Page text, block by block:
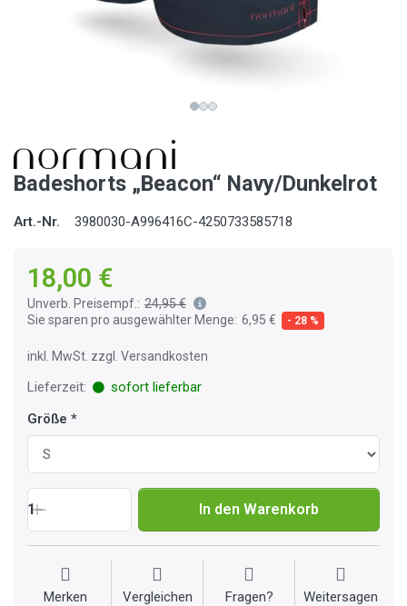
Badeshorts „Beacon“ Navy/Dunkelrot
Art.-Nr. 3980030-A996416C-4250733585718
18,00 €
Unverb. Preisempf.: 24,95 €
Sie sparen pro ausgewählter Menge: 6,95 € - 28 %
inkl. MwSt. zzgl. Versandkosten
Lieferzeit:
sofort lieferbar
Größe
1 In den Warenkorb
Merken Vergleichen Fragen? Weitersagen